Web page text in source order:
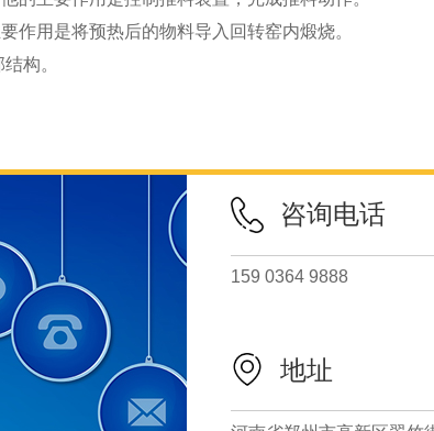
作用是将预热后的物料导入回转窑内煅烧。
结构。
咨询电话
159 0364 9888
地址